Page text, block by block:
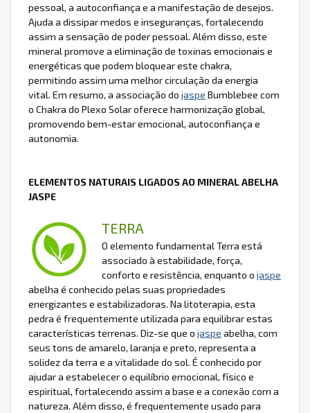
pessoal, a autoconfiança e a manifestação de desejos.
Ajuda a dissipar medos e inseguranças, fortalecendo
assim a sensação de poder pessoal. Além disso, este
mineral promove a eliminação de toxinas emocionais e
energéticas que podem bloquear este chakra,
permitindo assim uma melhor circulação da energia
vital. Em resumo, a associação do jaspe Bumblebee com
o Chakra do Plexo Solar oferece harmonização global,
promovendo bem-estar emocional, autoconfiança e
autonomia.
ELEMENTOS NATURAIS LIGADOS AO MINERAL ABELHA
JASPE
TERRA
O elemento fundamental Terra está
associado à estabilidade, força,
conforto e resistência, enquanto o jaspe
abelha é conhecido pelas suas propriedades
energizantes e estabilizadoras. Na litoterapia, esta
pedra é frequentemente utilizada para equilibrar estas
características terrenas. Diz-se que o jaspe abelha, com
seus tons de amarelo, laranja e preto, representa a
solidez da terra e a vitalidade do sol. É conhecido por
ajudar a estabelecer o equilíbrio emocional, físico e
espiritual, fortalecendo assim a base e a conexão com a
natureza. Além disso, é frequentemente usado para